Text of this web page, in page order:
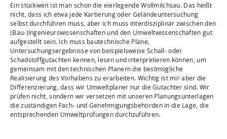
Ein stückweit ist man schon die eierlegende Wollmilchsau. Das heißt
nicht, dass ich etwa jede Kartierung oder Geländeuntersuchung
selbst durchführen muss, aber ich muss interdisziplinär zwischen den
(Bau-)Ingenieurswissenschaften und den Umweltwissenschaften gut
aufgestellt sein. Ich muss bautechnische Pläne,
Untersuchungsergebnisse von beispielsweise Schall- oder
Schadstoffgutachten kennen, lesen und interpretieren können, um
gemeinsam mit den technischen Planern die bestmögliche
Realisierung des Vorhabens zu erarbeiten. Wichtig ist mir aber die
Differenzierung, dass wir Umweltplaner nur die Gutachter sind. Wir
prüfen nicht, sondern wir versetzen mit unseren Planungsunterlagen
die zuständigen Fach- und Genehmigungsbehörden in die Lage, die
entsprechenden Umweltprüfungen durchzuführen.